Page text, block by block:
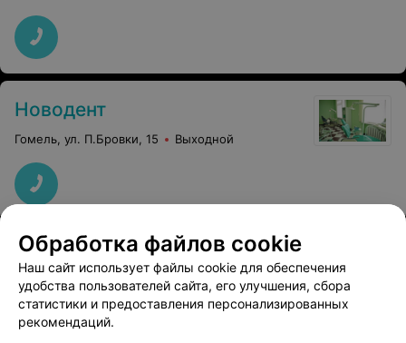
Новодент
Гомель, ул. П.Бровки, 15 Выходной
Гомельская областная туберкулезная клиническая больница
Гомель, ул. Добрушская, 5 Выходной
Обработка файлов cookie
Наш сайт использует файлы cookie для обеспечения
удобства пользователей сайта, его улучшения, сбора
статистики и предоставления персонализированных
рекомендаций.